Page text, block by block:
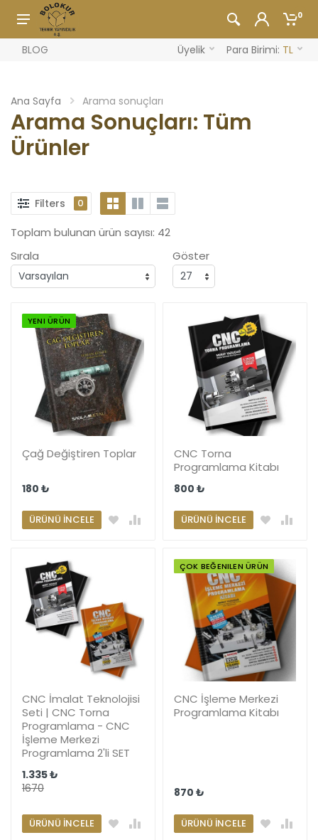
0
BLOG Üyelik Para Birimi: TL
Ana Sayfa Arama sonuçları
Arama Sonuçları: Tüm
Ürünler
Filters 0
Toplam bulunan ürün sayısı: 42
Sırala
Göster
YENI ÜRÜN
Çağ Değiştiren Toplar
180 ₺
ÜRÜNÜ İNCELE
CNC Torna
Programlama Kitabı
800 ₺
ÜRÜNÜ İNCELE
CNC İmalat Teknolojisi
Seti | CNC Torna
Programlama - CNC
İşleme Merkezi
Programlama 2'li SET
1.335 ₺
1670
ÜRÜNÜ İNCELE
ÇOK BEĞENILEN ÜRÜN
CNC İşleme Merkezi
Programlama Kitabı
870 ₺
ÜRÜNÜ İNCELE